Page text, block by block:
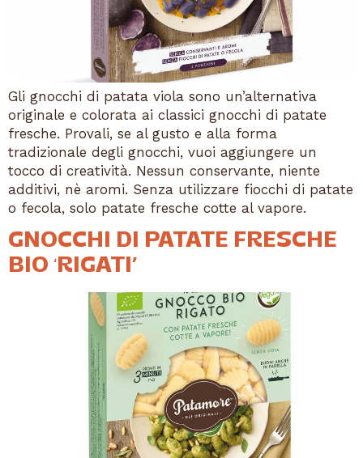
Gli gnocchi di patata viola sono un’alternativa
originale e colorata ai classici gnocchi di patate
fresche. Provali, se al gusto e alla forma
tradizionale degli gnocchi, vuoi aggiungere un
tocco di creatività. Nessun conservante, niente
additivi, nè aromi. Senza utilizzare fiocchi di patate
o fecola, solo patate fresche cotte al vapore.
GNOCCHI DI PATATE FRESCHE
BIO ‘RIGATI’